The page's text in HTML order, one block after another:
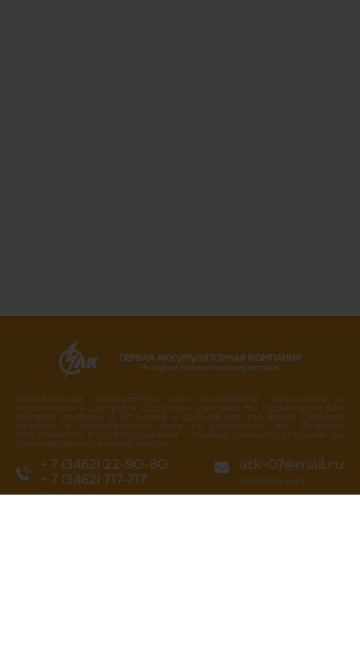
ПЕРВАЯ АККУМУЛЯТОРНАЯ КОМПАНИЯ
Интернет-магазин аккумуляторов
Оригинальные аккумуляторы для автомобилей, мотоциклов и
мототехники в Сургуте и Сургутских районах. Мы гарантируем Вам
быструю доставку и установку в удобное для вас время. Гарантия
качества и демократичные цены не разочаруют вас! Качество,
оперативность и профессионализм – главные принципы, которыми мы
руководствуемся в нашей работе.
+ 7 (3462) 22-90-80
+ 7 (3462) 717-717
Перезвоните мне
atk-07@mail.ru
Написать нам